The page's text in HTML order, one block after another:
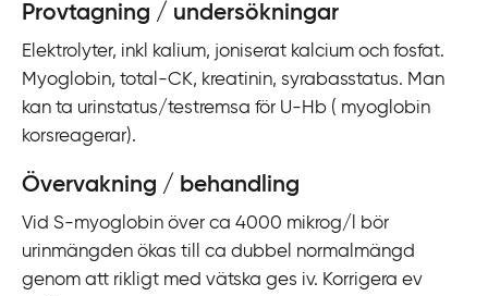
Provtagning / undersökningar
Elektrolyter, inkl kalium, joniserat kalcium och fosfat.
Myoglobin, total-CK, kreatinin, syrabasstatus. Man
kan ta urinstatus/testremsa för U-Hb ( myoglobin
korsreagerar).
Övervakning / behandling
Vid S-myoglobin över ca 4000 mikrog/l bör
urinmängden ökas till ca dubbel normalmängd
genom att rikligt med vätska ges iv. Korrigera ev